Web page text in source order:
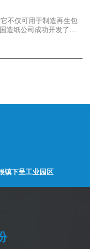
不仅可用于制造再生包
造纸公司成功开发了新
骤。具体过程如下：根
墨剂送入由两个室组成
镇下呈工业园区